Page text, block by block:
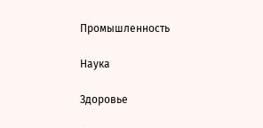
Промышленность
Наука
Здоровье